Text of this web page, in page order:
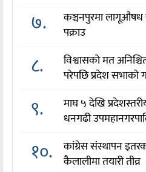
७.
कञ्चनपुरमा लागूऔषध
पक्राउ
८.
विश्वासको मत
परेपछि प्रदेश सभाको
९.
माघ ५ देखि
धनगढी
१०.
कांग्रेस संस्थापन
कैलालीमा तयारी तीव्र